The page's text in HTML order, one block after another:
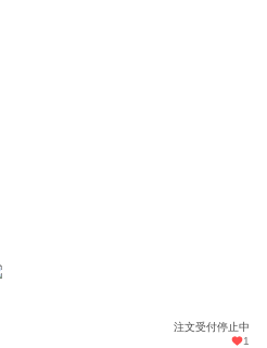
注文受付停止中
1